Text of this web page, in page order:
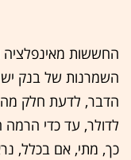
החששות מאינפלציה
השמרנות של בנק
הדבר, לדעת חלק
כך, מתי, אם בכלל,